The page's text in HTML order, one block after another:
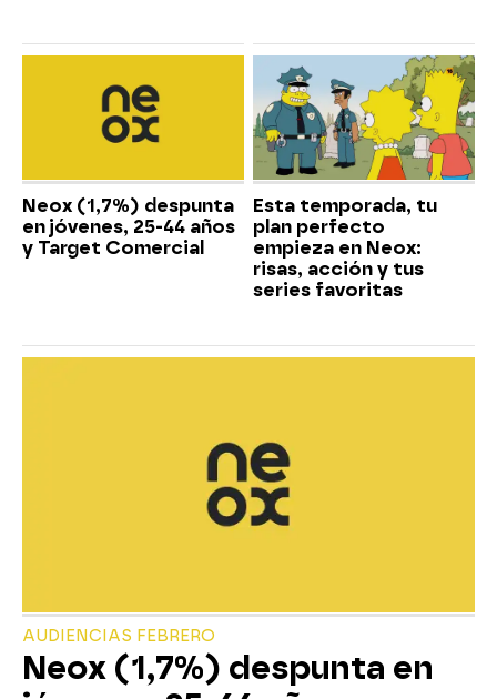
Neox (1,7%) despunta
en jóvenes, 25-44 años
y Target Comercial
Esta temporada, tu
plan perfecto
empieza en Neox:
risas, acción y tus
series favoritas
AUDIENCIAS FEBRERO
Neox (1,7%) despunta en